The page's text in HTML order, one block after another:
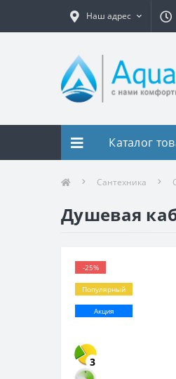
Наш адрес
Каталог
Сантехника
Душевая
-25%
Популярный
Акция
3